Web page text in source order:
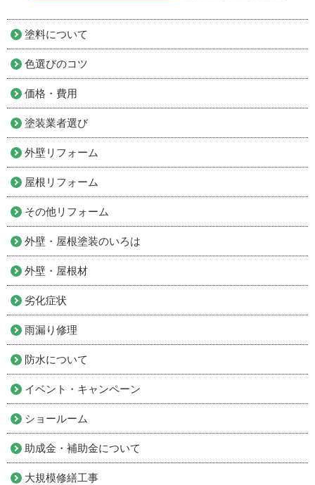
塗料について
色選びのコツ
価格・費用
塗装業者選び
外壁リフォーム
屋根リフォーム
その他リフォーム
外壁・屋根塗装のいろは
外壁・屋根材
劣化症状
雨漏り修理
防水について
イベント・キャンペーン
ショールーム
助成金・補助金について
大規模修繕工事